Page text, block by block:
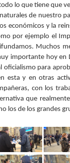
lo que tiene que
de nuestro
económicos y la
por ejemplo el
Muchos
importante hoy en
oficialismo para
esta y en otras
con los
que
los de los grandes